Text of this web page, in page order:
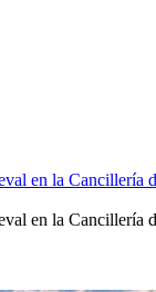
en la Cancillería
en la Cancillería